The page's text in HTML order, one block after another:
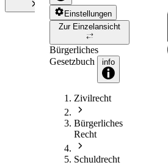
Einstellungen
Zur Einzelansicht
Bürgerliches
Gesetzbuch
info
Zivilrecht
Bürgerliches
Recht
Schuldrecht